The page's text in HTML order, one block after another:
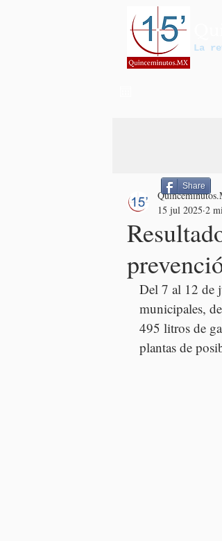
La
15 jul 2025 2
Del 7 al 12 de
municipales,
495 litros de
plantas de
Share